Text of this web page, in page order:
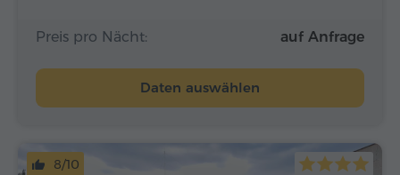
Preis pro Nächt: auf Anfrage
Daten auswählen
8/10